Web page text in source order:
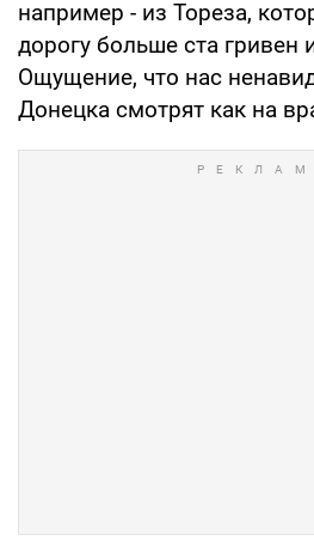
например - из Тореза,
дорогу больше ста гривен
Ощущение, что нас
Донецка смотрят как на